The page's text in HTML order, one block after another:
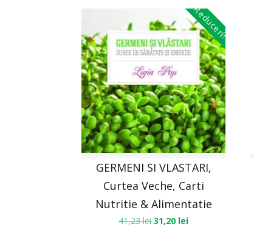
Reduceri!
GERMENI SI VLASTARI,
Curtea Veche, Carti
Nutritie & Alimentatie
41,23lei 31,20 lei